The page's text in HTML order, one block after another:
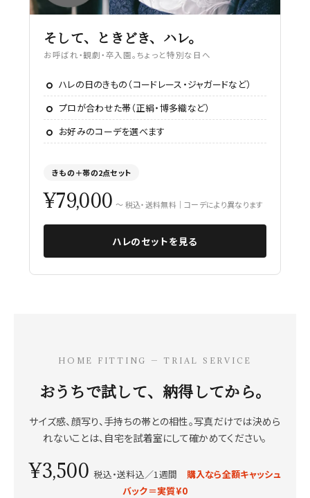
そして、ときどき、ハレ。
お呼ばれ・観劇・卒入園。ちょっと特別な日へ
ハレの日のきもの（コードレース・ジャガードなど）
プロが合わせた帯（正絹・博多織など）
お好みのコーデを選べます
きもの＋帯の2点セット
¥79,000 〜 税込・送料無料｜コーデにより異なります
ハレのセットを見る
HOME FITTING — TRIAL SERVICE
おうちで試して、納得してから。
サイズ感、顔写り、手持ちの帯との相性。写真だけでは決めら
れないことは、自宅を試着室にして確かめてください。
¥3,500 税込・送料込／1週間 購入なら全額キャッシュ
バック＝実質¥0